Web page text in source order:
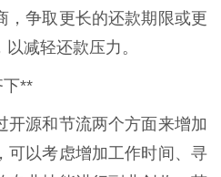
，争取更长的还款期限或更
减轻还款压力。
下**
开源和节流两个方面来增加
可以考虑增加工作时间、寻